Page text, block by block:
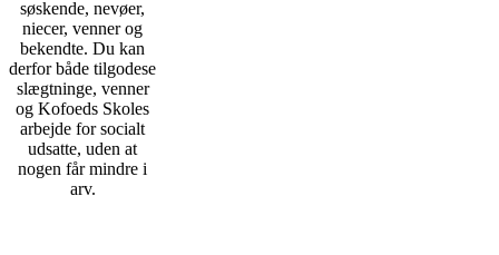
søskende, nevøer,
niecer, venner og
bekendte. Du kan
derfor både tilgodese
slægtninge, venner
og Kofoeds Skoles
arbejde for socialt
udsatte, uden at
nogen får mindre i
arv.